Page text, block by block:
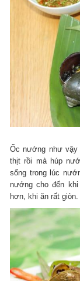
Ốc nướng như
thịt rồi mà húp
sống trong lúc
nướng cho đến
hơn, khi ăn rất giòn.